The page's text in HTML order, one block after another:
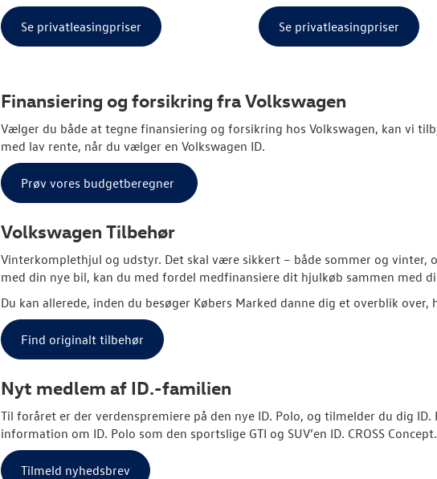
Se privatleasingpriser Se privatleasingpriser
Finansiering og forsikring fraVolkswagen
Vælger du både at tegne finansiering og forsikring hos Volkswagen, kan vi
med lav rente, når du vælger en Volkswagen ID.
Prøv vores budgetberegner
Volkswagen Tilbehør
Vinterkomplethjul og udstyr. Det skal være sikkert – både sommer og
med din nye bil, kan du med fordel medfinansiere dit hjulkøb sammen med
Du kan allerede, inden du besøger Købers Marked danne dig et overblik
Find originalt tilbehør
Nyt medlem af ID.-familien
Til foråret er der verdenspremiere på den nye ID. Polo, og tilmelder du dig
information om ID. Polo som den sportslige GTI og SUV’en ID. CROSS Concept.
Tilmeld nyhedsbrev